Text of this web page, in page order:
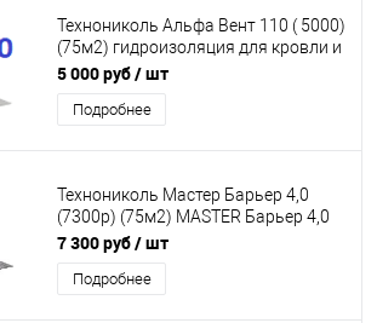
Технониколь Альфа Вент 110 ( 5000)
(75м2) гидроизоляция для кровли и
стен купить Гидро-ветрозащитая
диффузионная мембрана (под
заказ)
5 000 руб/ шт
Подробнее
Технониколь Мастер Барьер 4,0
(7300р) (75м2) MASTER Барьер 4,0
пароизоляция с фольгой
пароизоляционная пленка
7 300 руб/ шт
Подробнее